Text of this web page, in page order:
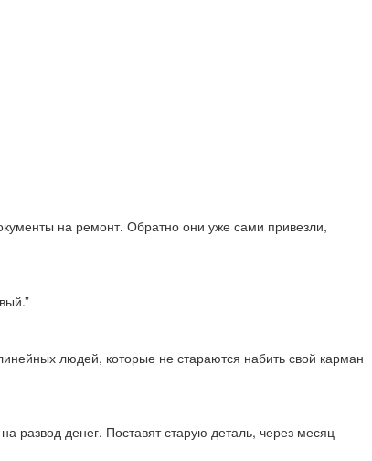
на ремонт. Обратно они уже сами привезли,
людей, которые не стараются набить свой карман
развод денег. Поставят старую деталь, через месяц